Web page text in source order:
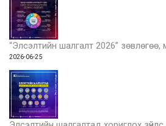
“Элсэлтийн шалгалт 2026” зөвлөгөө,
2026-06-25